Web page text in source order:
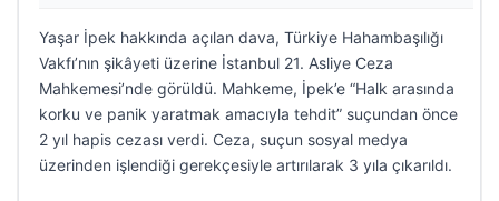
Yaşar İpek hakkında açılan dava, Türkiye Hahambaşılığı
Vakfı’nın şikâyeti üzerine İstanbul 21. Asliye Ceza
Mahkemesi’nde görüldü. Mahkeme, İpek’e “Halk arasında
korku ve panik yaratmak amacıyla tehdit” suçundan önce
2 yıl hapis cezası verdi. Ceza, suçun sosyal medya
üzerinden işlendiği gerekçesiyle artırılarak 3 yıla çıkarıldı.